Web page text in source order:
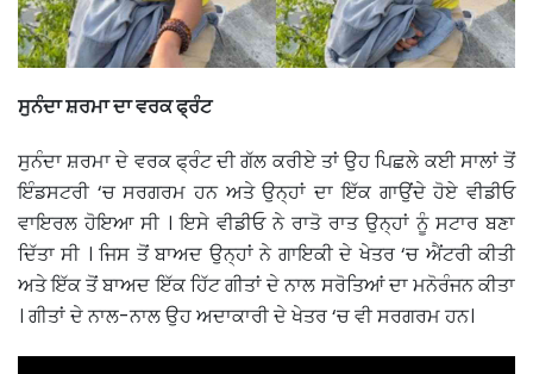
ਸੁਨੰਦਾ ਸ਼ਰਮਾ ਦਾ ਵਰਕ ਫ੍ਰੰਟ
ਸੁਨੰਦਾ ਸ਼ਰਮਾ ਦੇ ਵਰਕ ਫ੍ਰੰਟ ਦੀ ਗੱਲ ਕਰੀਏ ਤਾਂ ਉਹ ਪਿਛਲੇ ਕਈ ਸਾਲਾਂ ਤੋਂ
ਇੰਡਸਟਰੀ ‘ਚ ਸਰਗਰਮ ਹਨ ਅਤੇ ਉਨ੍ਹਾਂ ਦਾ ਇੱਕ ਗਾਉਂਦੇ ਹੋਏ ਵੀਡੀਓ
ਵਾਇਰਲ ਹੋਇਆ ਸੀ । ਇਸੇ ਵੀਡੀਓ ਨੇ ਰਾਤੋ ਰਾਤ ਉਨ੍ਹਾਂ ਨੂੰ ਸਟਾਰ ਬਣਾ
ਦਿੱਤਾ ਸੀ । ਜਿਸ ਤੋਂ ਬਾਅਦ ਉਨ੍ਹਾਂ ਨੇ ਗਾਇਕੀ ਦੇ ਖੇਤਰ ‘ਚ ਐਂਟਰੀ ਕੀਤੀ
ਅਤੇ ਇੱਕ ਤੋਂ ਬਾਅਦ ਇੱਕ ਹਿੱਟ ਗੀਤਾਂ ਦੇ ਨਾਲ ਸਰੋਤਿਆਂ ਦਾ ਮਨੋਰੰਜਨ ਕੀਤਾ
। ਗੀਤਾਂ ਦੇ ਨਾਲ-ਨਾਲ ਉਹ ਅਦਾਕਾਰੀ ਦੇ ਖੇਤਰ ‘ਚ ਵੀ ਸਰਗਰਮ ਹਨ।